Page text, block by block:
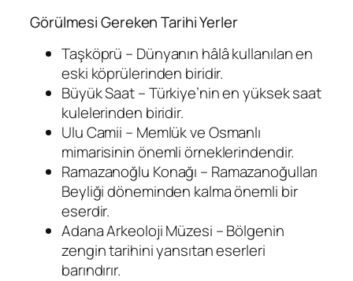
Görülmesi Gereken Tarihi Yerler
Taşköprü – Dünyanın hâlâ kullanılan en
eski köprülerinden biridir.
Büyük Saat – Türkiye’nin en yüksek saat
kulelerinden biridir.
Ulu Camii – Memlük ve Osmanlı
mimarisinin önemli örneklerindendir.
Ramazanoğlu Konağı – Ramazanoğulları
Beyliği döneminden kalma önemli bir
eserdir.
Adana Arkeoloji Müzesi – Bölgenin
zengin tarihini yansıtan eserleri
barındırır.